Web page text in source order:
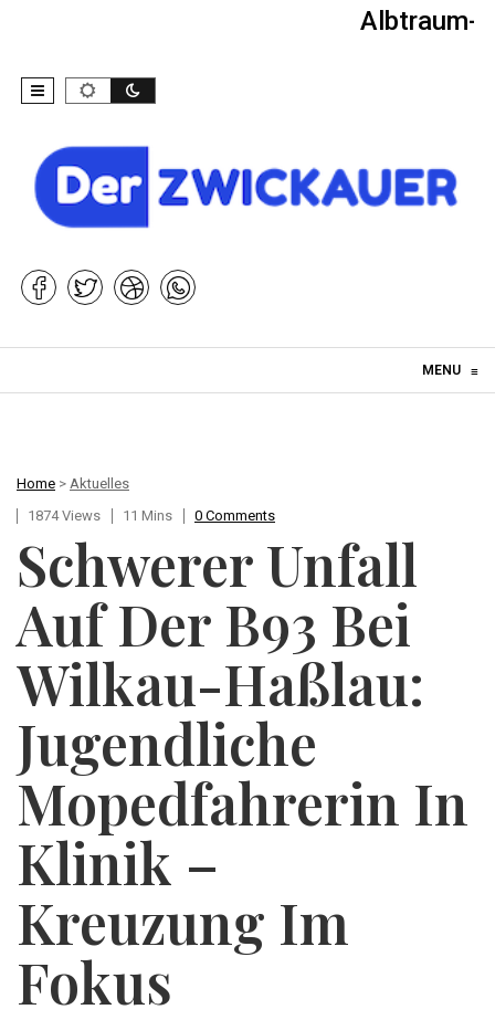
Albtraum-
MENU ≡
Home > Aktuelles
1874 Views
11 Mins 0 Comments
Schwerer Unfall
Auf Der B93 Bei
Wilkau-Haßlau:
Jugendliche
Mopedfahrerin In
Klinik –
Kreuzung Im
Fokus